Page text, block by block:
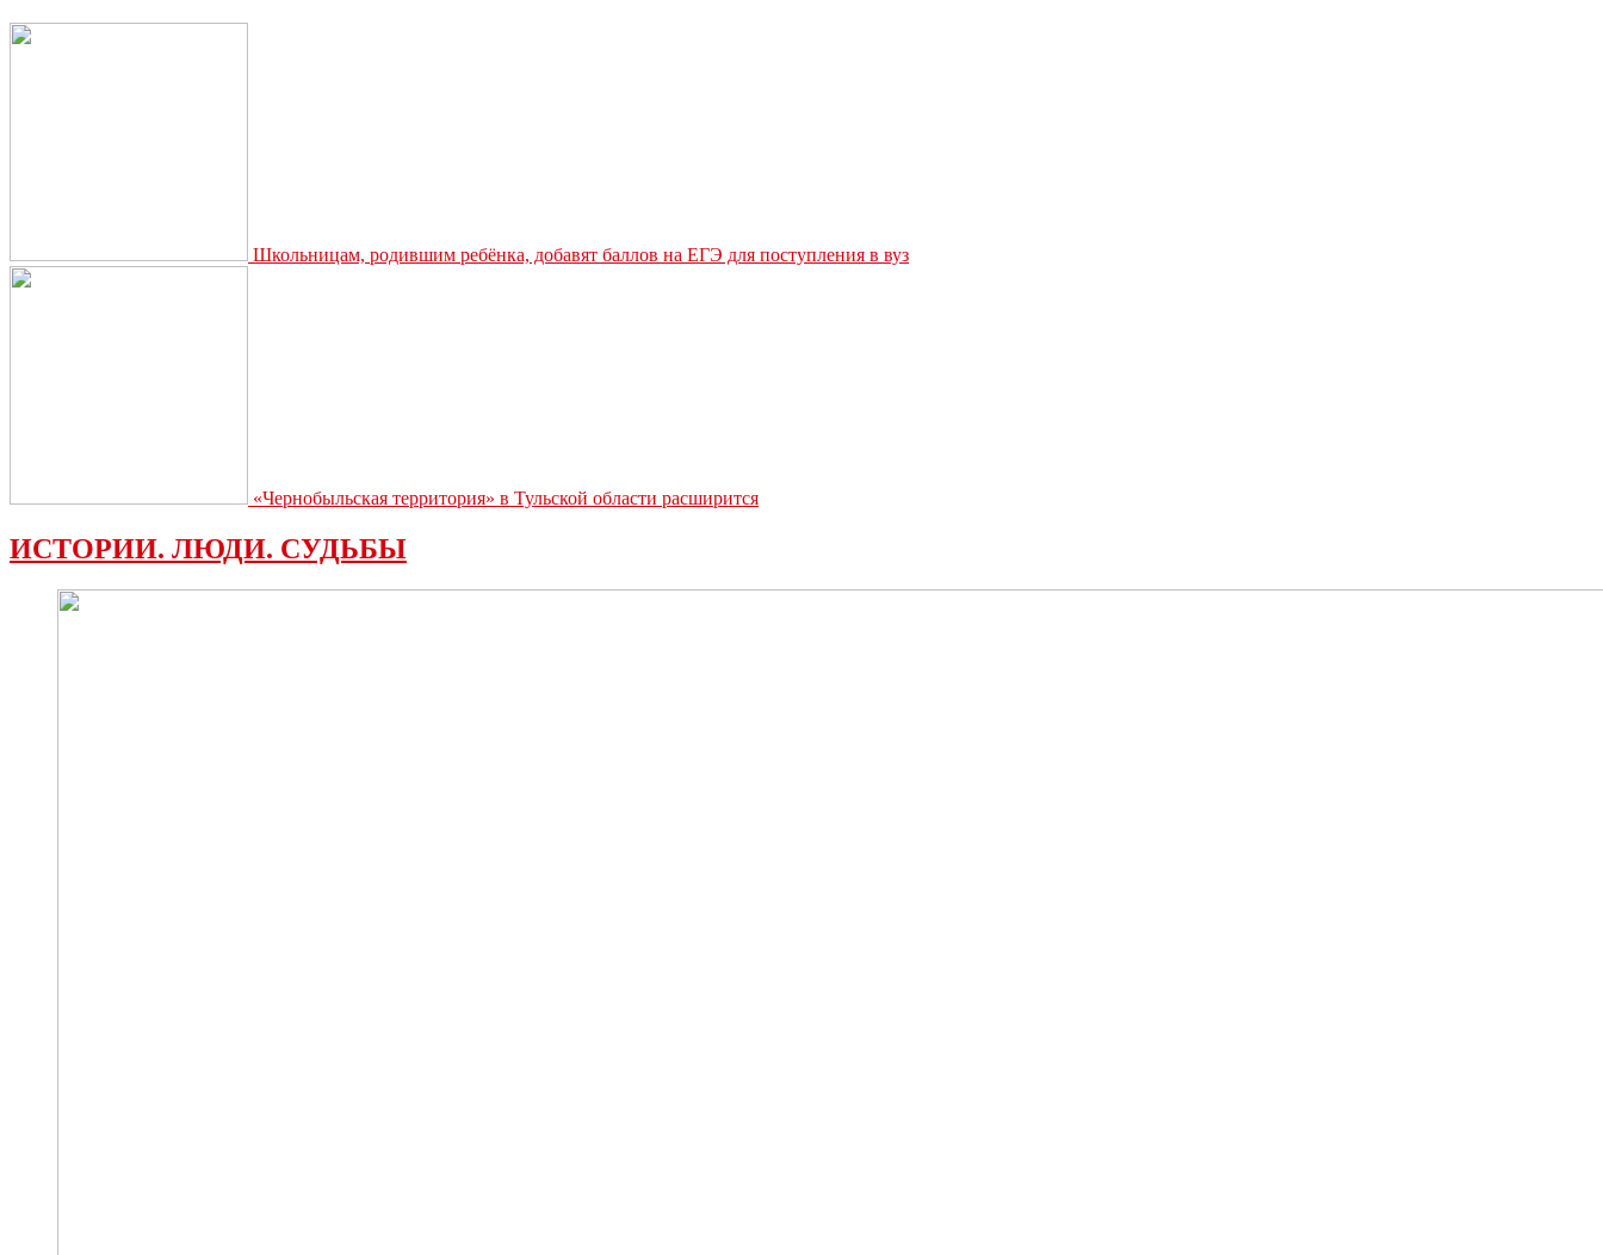
Школьницам, родившим ребёнка, добавят баллов на ЕГЭ для поступления в вуз
«Чернобыльская территория» в Тульской области расширится
ИСТОРИИ. ЛЮДИ. СУДЬБЫ